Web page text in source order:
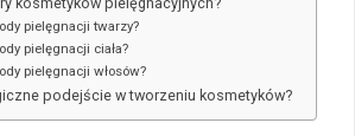
pielęgnacji twarzy?
pielęgnacji ciała?
pielęgnacji włosów?
podejście w tworzeniu kosmetyków?